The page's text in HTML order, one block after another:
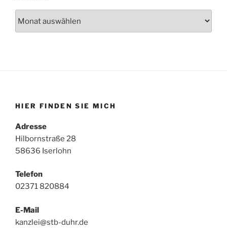
HIER FINDEN SIE MICH
Adresse
Hilbornstraße 28
58636 Iserlohn
Telefon
02371 820884
E-Mail
kanzlei@stb-duhr.de